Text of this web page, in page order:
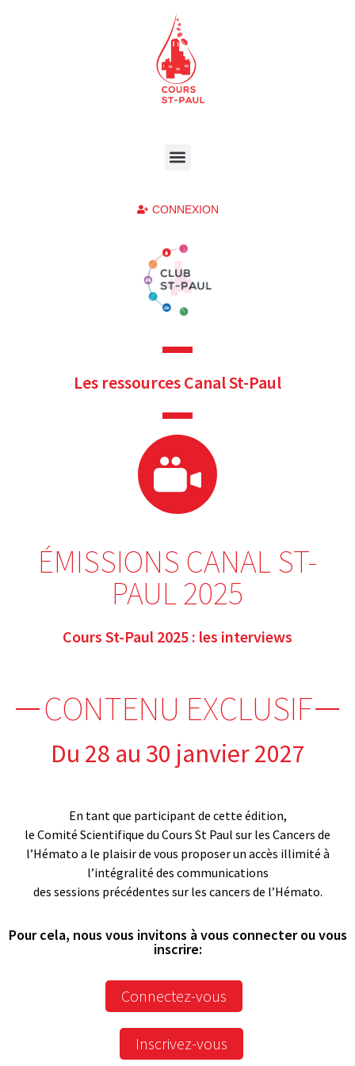
CONNEXION
Les ressources Canal St-Paul
ÉMISSIONS CANAL ST-
PAUL 2025
Cours St-Paul 2025 : les interviews
CONTENU EXCLUSIF
Du 28 au 30 janvier 2027
En tant que participant de cette édition,
le Comité Scientifique du Cours St Paul sur les Cancers de
l’Hémato a le plaisir de vous proposer un accès illimité à
l’intégralité des communications
des sessions précédentes sur les cancers de l’Hémato.
Pour cela, nous vous invitons à vous connecter ou vous
inscrire:
Connectez-vous
Inscrivez-vous